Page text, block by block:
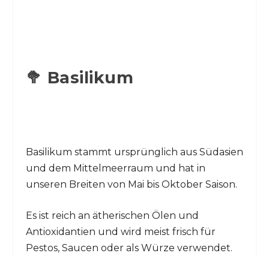
🥦 Basilikum
Basilikum stammt ursprünglich aus Südasien
und dem Mittelmeerraum und hat in
unseren Breiten von Mai bis Oktober Saison.
Es ist reich an ätherischen Ölen und
Antioxidantien und wird meist frisch für
Pestos, Saucen oder als Würze verwendet.